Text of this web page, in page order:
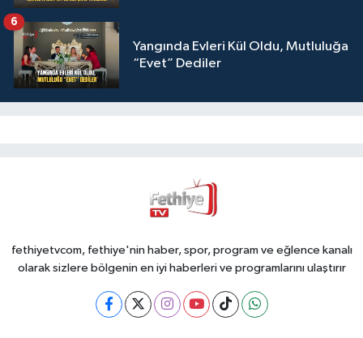
Yangında Evleri Kül Oldu, Mutluluğa
“Evet” Dediler
6
fethiyetvcom, fethiye'nin haber, spor, program ve eğlence kanalı
olarak sizlere bölgenin en iyi haberleri ve programlarını ulaştırır